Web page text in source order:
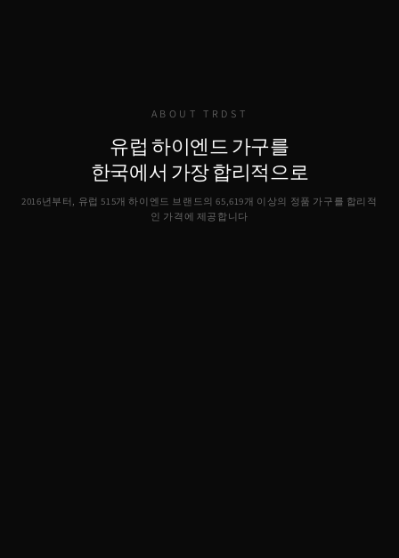
ABOUT TRDST
유럽 하이엔드 가구를
한국에서 가장 합리적으로
2016년부터, 유럽 515개 하이엔드 브랜드의65,619개 이상의 정품 가구를 합리적
인 가격에 제공합니다